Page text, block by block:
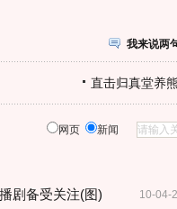
我来说两
直击归真堂养
网页 新闻
10-04-
剧备受关注(图)